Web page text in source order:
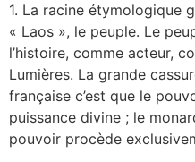
1. La racine étymologique
« Laos », le peuple. Le
l’histoire, comme acteur,
Lumières. La grande
française c’est que le
puissance divine ; le
pouvoir procède